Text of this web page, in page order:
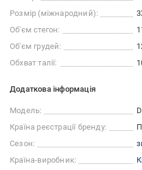
Розмір (міжнародний):
Об'єм стегон:
Об'єм грудей:
Обхват талії:
Додаткова інформація
Модель:
Країна реєстрації бренду:
Сезон:
Країна-виробник: